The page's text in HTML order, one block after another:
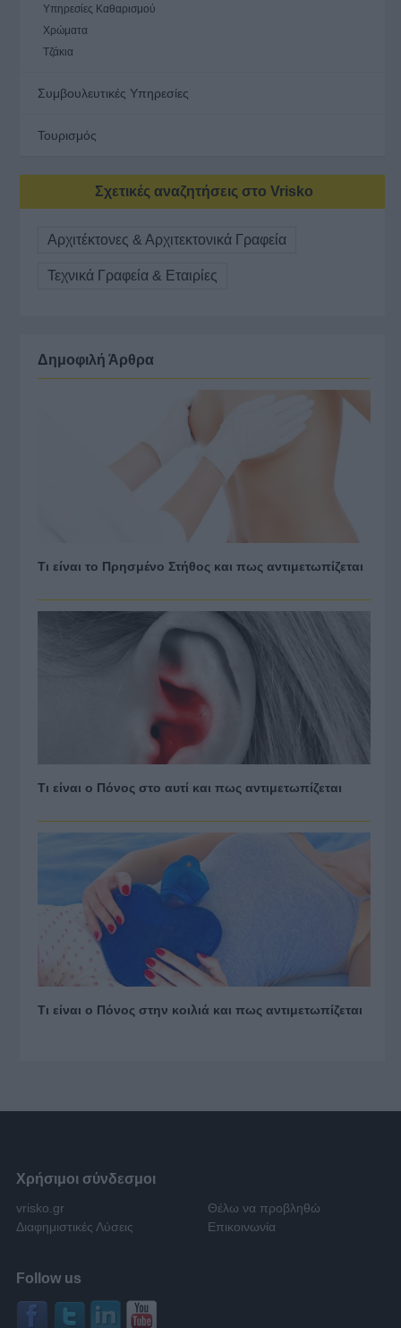
Υπηρεσίες Καθαρισμού
Χρώματα
Τζάκια
Συμβουλευτικές Υπηρεσίες
Τουρισμός
Σχετικές αναζητήσεις στο Vrisko
Αρχιτέκτονες & Αρχιτεκτονικά Γραφεία
Τεχνικά Γραφεία & Εταιρίες
Δημοφιλή Άρθρα
Τι είναι το Πρησμένο Στήθος και πως αντιμετωπίζεται
Τι είναι ο Πόνος στο αυτί και πως αντιμετωπίζεται
Τι είναι ο Πόνος στην κοιλιά και πως αντιμετωπίζεται
Χρήσιμοι σύνδεσμοι
vrisko.gr
Θέλω να προβληθώ
Διαφημιστικές Λύσεις
Επικοινωνία
Follow us